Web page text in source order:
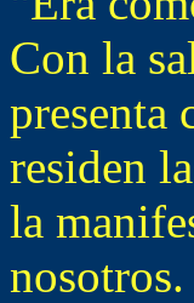
Con la
presenta
residen
la
nosotros.